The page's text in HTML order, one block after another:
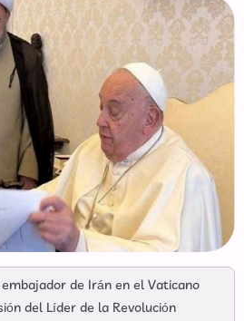
de Irán en el Vaticano
del Líder de la Revolución